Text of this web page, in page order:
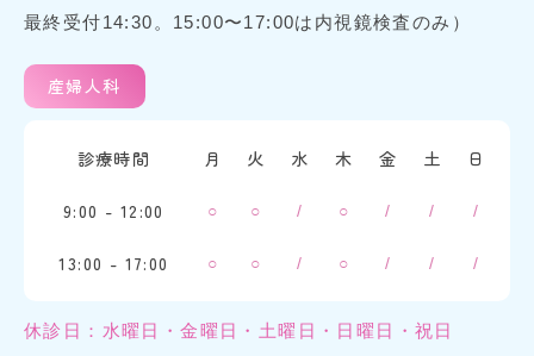
最終受付14:30。15:00〜17:00は内視鏡検査のみ）
産婦人科
診療時間 月 火 水 木 金 土 日
9:00 - 12:00 ○ ○ / ○ / / /
13:00 - 17:00 ○ ○ / ○ / / /
休診日：水曜日・金曜日・土曜日・日曜日・祝日